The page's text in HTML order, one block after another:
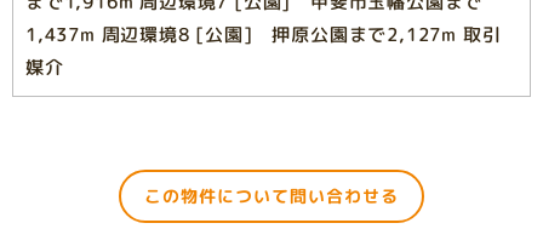
1,437m 周辺環境8 [公園] 押原公園まで2,127m 取引
媒介
この物件について問い合わせる